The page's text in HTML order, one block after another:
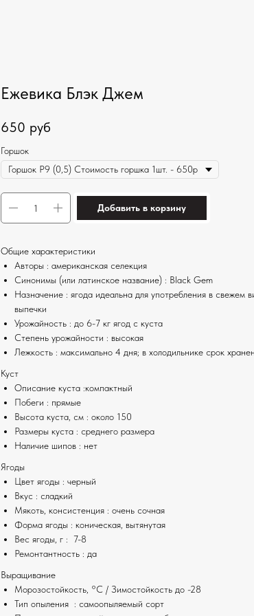
Ежевика Блэк Джем
650 руб
Горшок
Добавить в корзину
Общие характеристики
Авторы : американская селекция
Синонимы (или латинское название) : Black Gem
Назначение : ягода идеальна для употребления в свежем
выпечки
Урожайность : до 6-7 кг ягод с куста
Степень урожайности : высокая
Лежкость : максимально 4 дня; в холодильнике срок
Куст
Описание куста :компактный
Побеги : прямые
Высота куста, см : около 150
Размеры куста : среднего размера
Наличие шипов : нет
Ягоды
Цвет ягоды : черный
Вкус : сладкий
Мякоть, консистенция : очень сочная
Форма ягоды : коническая, вытянутая
Вес ягоды, г : 7-8
Ремонтантность : да
Выращивание
Морозостойкость, °C / Зимостойкость до -28
Тип опыления : самоопыляемый сорт